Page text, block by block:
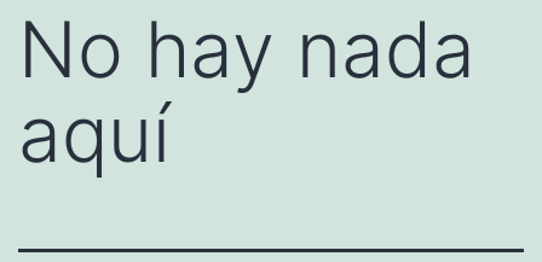
No hay nada
aquí